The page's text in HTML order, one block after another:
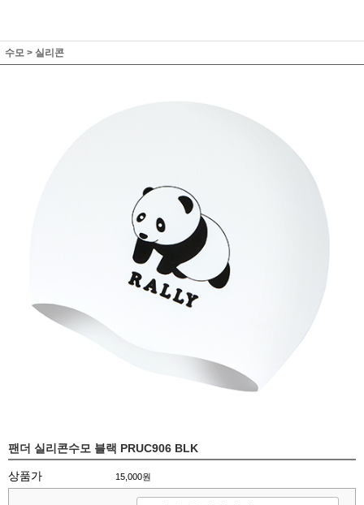
수모 > 실리콘
팬더 실리콘수모 블랙 PRUC906 BLK
상품가 15,000원